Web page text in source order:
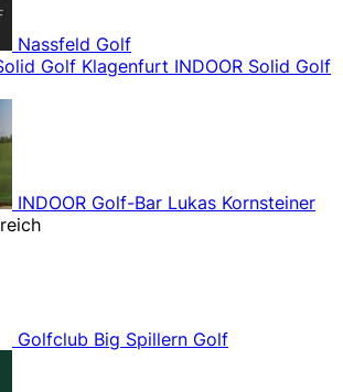
Nassfeld Golf
INDOOR Solid Golf
INDOOR Golf-Bar Lukas Kornsteiner
Golfclub Big Spillern Golf